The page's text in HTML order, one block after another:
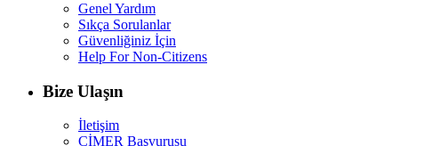
Genel Yardım
Sıkça Sorulanlar
Güvenliğiniz İçin
Help For Non-Citizens
Bize Ulaşın
İletişim
CİMER Başvurusu